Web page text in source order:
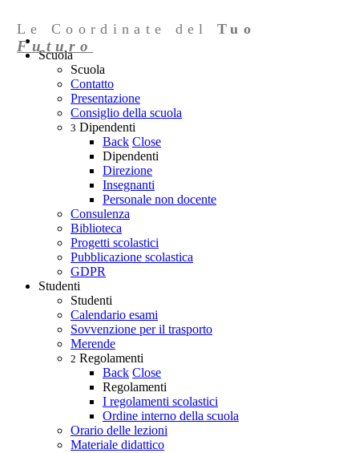
Le Coordinate delTuo
Futuro
Scuola
Scuola
Contatto
Presentazione
Consiglio della scuola
3 Dipendenti
Back Close
Dipendenti
Direzione
Insegnanti
Personale non docente
Consulenza
Biblioteca
Progetti scolastici
Pubblicazione scolastica
GDPR
Studenti
Studenti
Calendario esami
Sovvenzione per il trasporto
Merende
2 Regolamenti
Back Close
Regolamenti
I regolamenti scolastici
Ordine interno della scuola
Orario delle lezioni
Materiale didattico